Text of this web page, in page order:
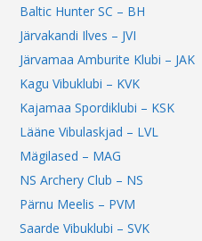
Baltic Hunter SC – BH
Järvakandi Ilves – JVI
Järvamaa Amburite Klubi – JAK
Kagu Vibuklubi – KVK
Kajamaa Spordiklubi – KSK
Lääne Vibulaskjad – LVL
Mägilased – MAG
NS Archery Club – NS
Pärnu Meelis – PVM
Saarde Vibuklubi – SVK